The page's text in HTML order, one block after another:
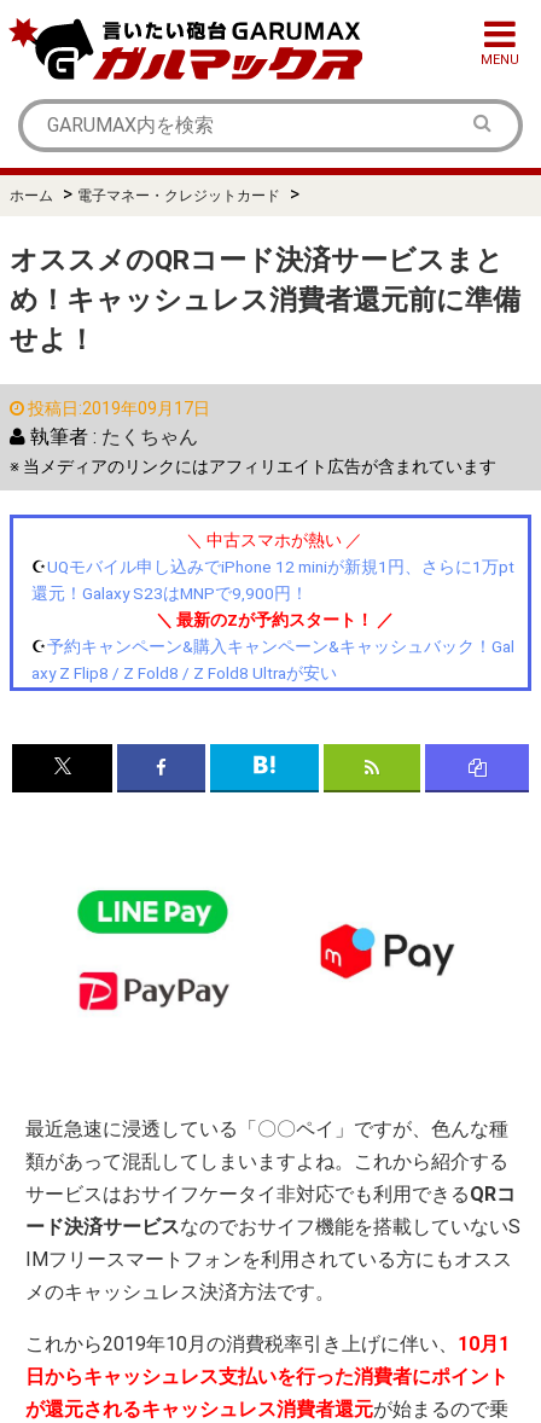
MENU
ホーム > 電子マネー・クレジットカード >
オススメのQRコード決済サービスまと
め！キャッシュレス消費者還元前に準備
せよ！
投稿日:2019年09月17日
執筆者 : たくちゃん
※ 当メディアのリンクにはアフィリエイト広告が含まれています
＼ 中古スマホが熱い ／
☪️UQモバイル申し込みでiPhone 12 miniが新規1円、さらに1万pt
還元！Galaxy S23はMNPで9,900円！
＼ 最新のZが予約スタート！ ／
☪️予約キャンペーン&購入キャンペーン&キャッシュバック！Gal
axy Z Flip8 / Z Fold8 / Z Fold8 Ultraが安い
最近急速に浸透している「〇〇ペイ」ですが、色んな種
類があって混乱してしまいますよね。これから紹介する
サービスはおサイフケータイ非対応でも利用できるQRコ
ード決済サービスなのでおサイフ機能を搭載していないS
IMフリースマートフォンを利用されている方にもオスス
メのキャッシュレス決済方法です。
これから2019年10月の消費税率引き上げに伴い、 10月1
日からキャッシュレス支払いを行った消費者にポイント
が還元されるキャッシュレス消費者還元が始まるので乗